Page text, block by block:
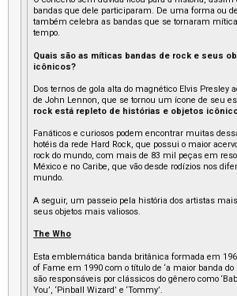
bandas que dele participaram. De uma forma ou
também celebra as bandas que se tornaram
tempo.
Quais são as míticas bandas de rock e seus
icônicos?
Dos ternos de gola alta do magnético Elvis Presley
de John Lennon, que se tornou um ícone de seu
rock está repleto de histórias e objetos
Fanáticos e curiosos podem encontrar muitas
hotéis da rede Hard Rock, que possui o maior
rock do mundo, com mais de 83 mil peças em
México e no Caribe, que vão desde rodízios nos
mundo.
A seguir, um passeio pela história dos artistas
seus objetos mais valiosos.
The Who
Esta emblemática banda britânica formada em
of Fame em 1990 com o título de ‘a maior banda
são responsáveis ​​por clássicos do gênero como
You’, ‘Pinball Wizard’ e ‘Tommy’.